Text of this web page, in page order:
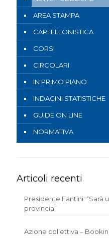
AREA STAMPA
CARTELLONISTICA
CORSI
CIRCOLARI
IN PRIMO PIANO
INDAGINI STATISTICHE
GUIDE ON LINE
NORMATIVA
Articoli recenti
Presidente Fantini: “Sarà
provincia”
Azione collettiva –